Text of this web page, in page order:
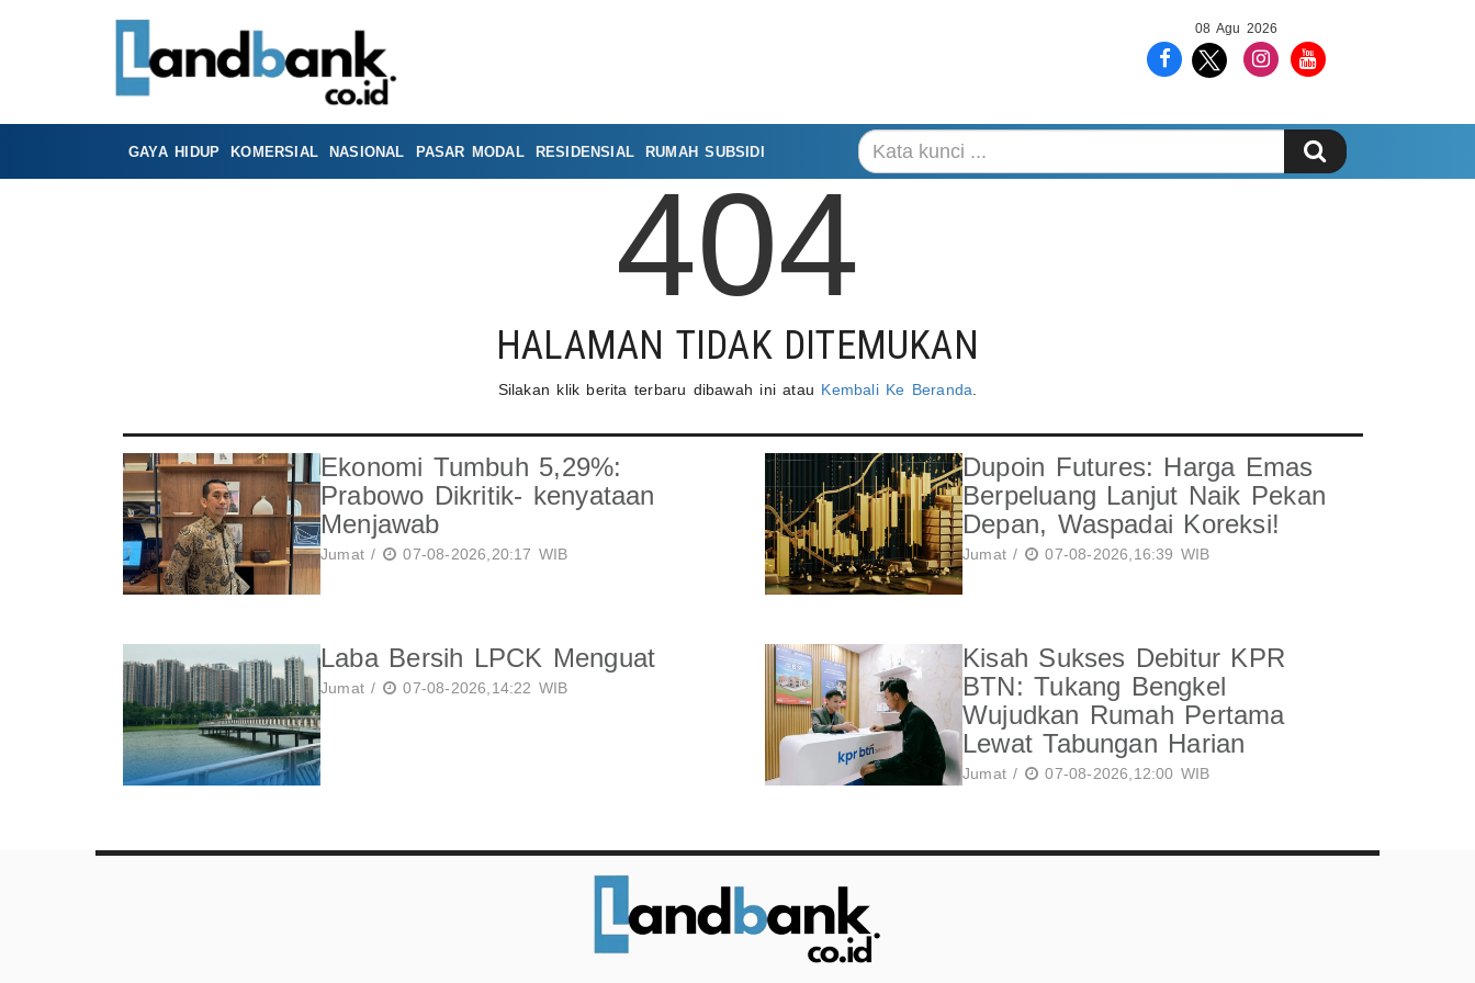
08 Agu 2026
GAYA HIDUP KOMERSIAL NASIONAL PASAR MODAL RESIDENSIAL RUMAH SUBSIDI
404
HALAMAN TIDAK DITEMUKAN
Silakan klik berita terbaru dibawah ini atau Kembali Ke Beranda
Ekonomi Tumbuh 5,29%:
Prabowo Dikritik- kenyataan
Menjawab
Jumat / 07-08-2026,20:17 WIB
Dupoin Futures: Harga Emas
Berpeluang Lanjut Naik Pekan
Depan, Waspadai Koreksi!
Jumat / 07-08-2026,16:39 WIB
Laba Bersih LPCK Menguat
Jumat / 07-08-2026,14:22 WIB
Kisah Sukses Debitur KPR
BTN: Tukang Bengkel
Wujudkan Rumah Pertama
Lewat Tabungan Harian
Jumat / 07-08-2026,12:00 WIB